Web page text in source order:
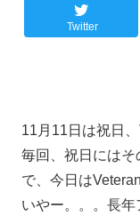
Twitter
11月11日は祝日
毎回、祝日には
で、今日は
いやー。。。長